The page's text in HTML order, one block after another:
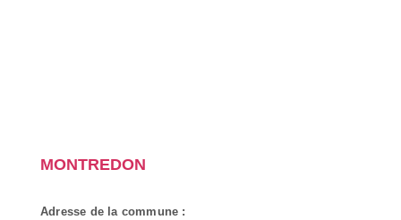
MONTREDON
Adresse de la commune :